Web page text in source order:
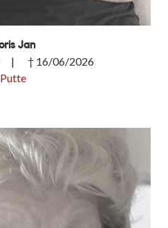
Jan
| † 16/06/2026
Putte